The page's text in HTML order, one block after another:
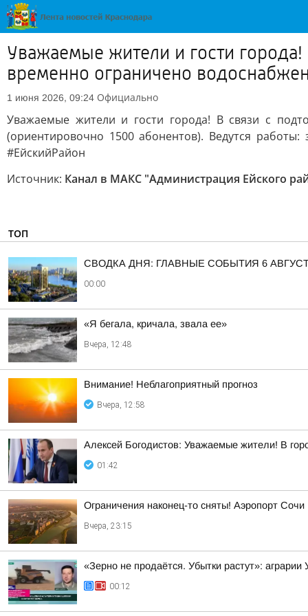
Уважаемые жители и гости
временно ограничено
1 июня 2026, 09:24 Официально
Уважаемые жители и гости города! В связи с
(ориентировочно 1500 абонентов). Ведутся
#ЕйскийРайон
Источник: Канал в МАКС "Администрация Ейского
ТОП
СВОДКА ДНЯ: ГЛАВНЫЕ СОБЫТИЯ 6
00:00
«Я бегала, кричала, звала ее»
Вчера, 12:48
Внимание! Неблагоприятный прогноз
Вчера, 12:58
Алексей Богодистов: Уважаемые жители! В
01:42
Ограничения наконец-то сняты! Аэропорт
Вчера, 23:15
«Зерно не продаётся. Убытки растут»:
00:12